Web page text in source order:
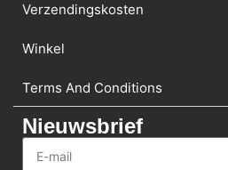
Verzendingskosten
Winkel
Terms And Conditions
Nieuwsbrief